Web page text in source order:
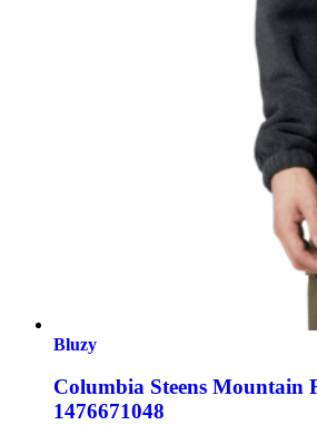
Bluzy
Columbia Steens Mountain
1476671048